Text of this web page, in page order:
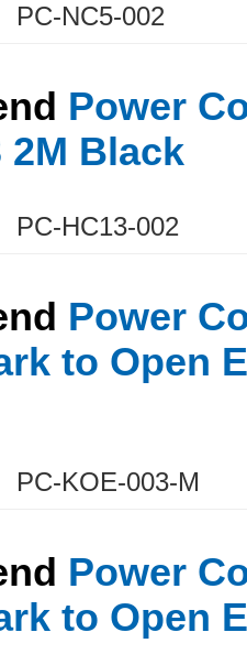
PC-NC5-002
Power
2M Black
PC-HC13-002
Power
to Open
PC-KOE-003-M
Power
to Open